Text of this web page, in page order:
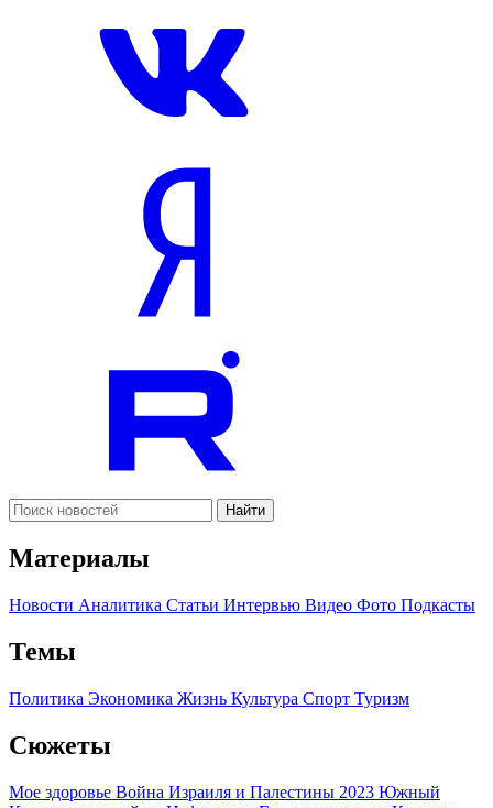
Найти
Материалы
Новости Аналитика Статьи Интервью Видео Фото Подкасты
Темы
Политика Экономика Жизнь Культура Спорт Туризм
Сюжеты
Мое здоровье Война Израиля и Палестины 2023 Южный